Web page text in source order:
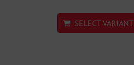
SELECT VARIANT